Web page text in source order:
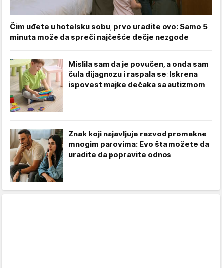
Čim uđete u hotelsku sobu, prvo uradite ovo: Samo 5
minuta može da spreči najčešće dečje nezgode
Mislila sam da je povučen, a onda sam
čula dijagnozu i raspala se: Iskrena
ispovest majke dečaka sa autizmom
Znak koji najavljuje razvod promakne
mnogim parovima: Evo šta možete da
uradite da popravite odnos